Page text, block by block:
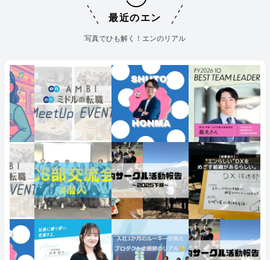
最近のエン
写真でひも解く！エンのリアル